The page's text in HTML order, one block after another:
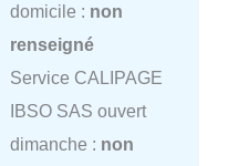
domicile : non
renseigné
Service CALIPAGE
IBSO SAS ouvert
dimanche : non